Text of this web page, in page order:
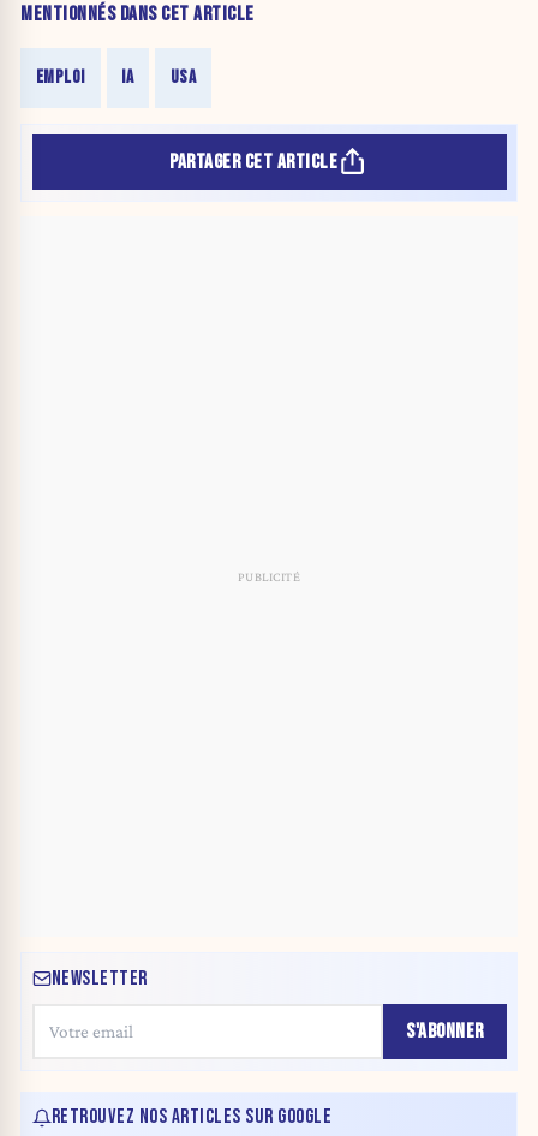
MENTIONNÉS DANS CET ARTICLE
EMPLOI IA USA
PARTAGER CET ARTICLE
NEWSLETTER
S'ABONNER
RETROUVEZ NOS ARTICLES SUR GOOGLE